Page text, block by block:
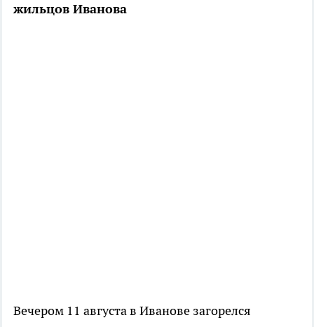
жильцов Иванова
Вечером 11 августа в Иванове загорелся